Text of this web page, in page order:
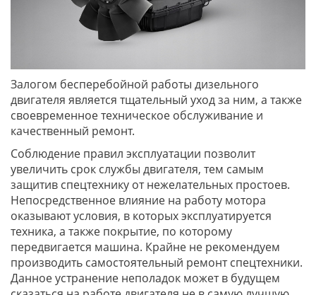
Залогом бесперебойной работы дизельного
двигателя является тщательный уход за ним, а также
своевременное техническое обслуживание и
качественный ремонт.
Соблюдение правил эксплуатации позволит
увеличить срок службы двигателя, тем самым
защитив спецтехнику от нежелательных простоев.
Непосредственное влияние на работу мотора
оказывают условия, в которых эксплуатируется
техника, а также покрытие, по которому
передвигается машина. Крайне не рекомендуем
производить самостоятельный ремонт спецтехники.
Данное устранение неполадок может в будущем